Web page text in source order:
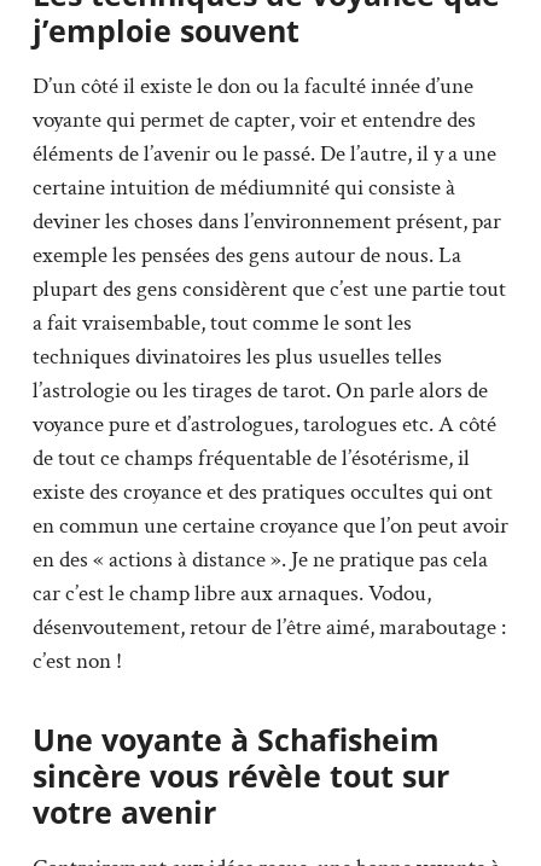
j’emploie souvent
D’un côté il existe le don ou la faculté innée d’une
voyante qui permet de capter, voir et entendre des
éléments de l’avenir ou le passé. De l’autre, il y a une
certaine intuition de médiumnité qui consiste à
deviner les choses dans l’environnement présent, par
exemple les pensées des gens autour de nous. La
plupart des gens considèrent que c’est une partie tout
a fait vraisembable, tout comme le sont les
techniques divinatoires les plus usuelles telles
l’astrologie ou les tirages de tarot. On parle alors de
voyance pure et d’astrologues, tarologues etc. A côté
de tout ce champs fréquentable de l’ésotérisme, il
existe des croyance et des pratiques occultes qui ont
en commun une certaine croyance que l’on peut avoir
en des « actions à distance ». Je ne pratique pas cela
car c’est le champ libre aux arnaques. Vodou,
désenvoutement, retour de l’être aimé, maraboutage :
c’est non !
Une voyante à Schafisheim
sincère vous révèle tout sur
votre avenir